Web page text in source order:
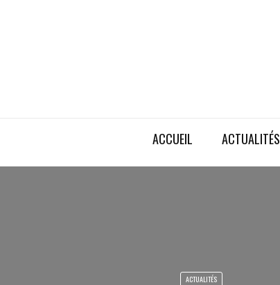
ACCUEIL ACTUALITÉS
ACTUALITÉS